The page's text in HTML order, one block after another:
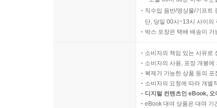
직수입 음반/영상물/기프트
단, 당일 00시~13시 사이의
박스 포장은 택배 배송이
소비자의 책임 있는 사유로
소비자의 사용, 포장 개봉
복제가 가능한 상품 등의
소비자의 요청에 따라 개별
디지털 컨텐츠인 eBook,
eBook 대여 상품은 대여 기